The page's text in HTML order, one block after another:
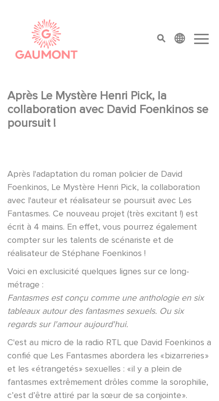
top menu
Après Le Mystère Henri Pick, la
collaboration avec David Foenkinos se
poursuit !
Après l'adaptation du roman policier de David
Foenkinos, Le Mystère Henri Pick, la collaboration
avec l'auteur et réalisateur se poursuit avec Les
Fantasmes. Ce nouveau projet (très excitant !) est
écrit à 4 mains. En effet, vous pourrez également
compter sur les talents de scénariste et de
réalisateur de Stéphane Foenkinos !
Voici en exclusicité quelques lignes sur ce long-
métrage :
Fantasmes est conçu comme une anthologie en six
tableaux autour des fantasmes sexuels. Ou six
regards sur l'amour aujourd'hui.
C'est au micro de la radio RTL que David Foenkinos a
confié que Les Fantasmes abordera les « bizarreries »
et les « étrangetés » sexuelles : « il y a plein de
fantasmes extrêmement drôles comme la sorophilie,
c’est d’être attiré par la sœur de sa conjointe ».